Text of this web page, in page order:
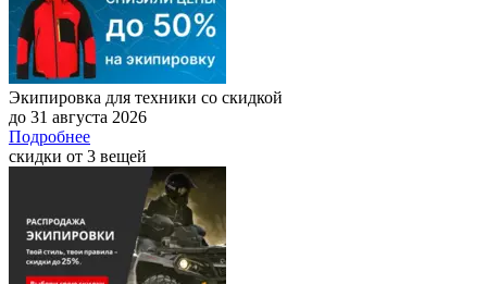
Экипировка для техники со скидкой
до 31 августа 2026
Подробнее
скидки от 3 вещей